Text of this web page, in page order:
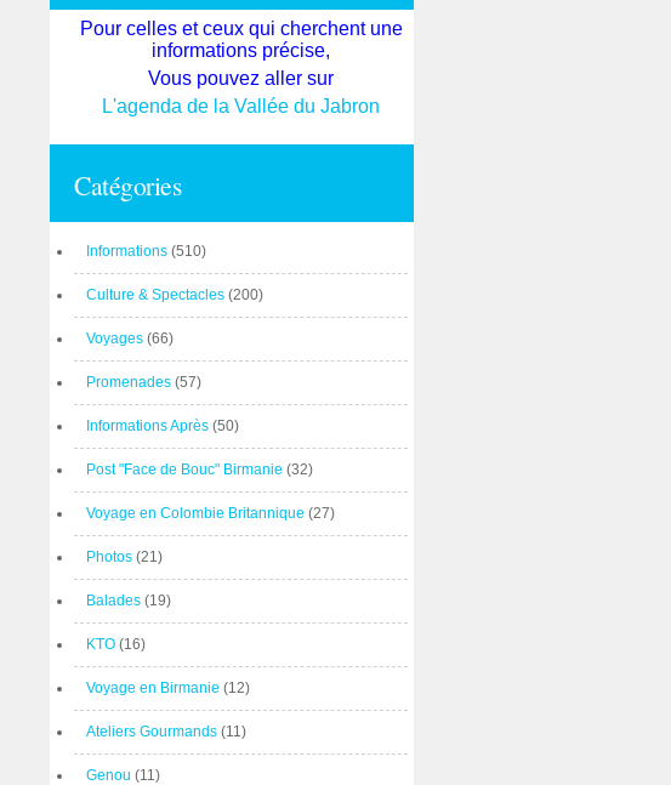
Pour celles et ceux qui cherchent une
informations précise,
Vous pouvez aller sur
L'agenda de la Vallée du Jabron
Catégories
Informations (510)
Culture & Spectacles (200)
Voyages (66)
Promenades (57)
Informations Après (50)
Post "Face de Bouc" Birmanie (32)
Voyage en Colombie Britannique (27)
Photos (21)
Balades (19)
KTO (16)
Voyage en Birmanie (12)
Ateliers Gourmands (11)
Genou (11)